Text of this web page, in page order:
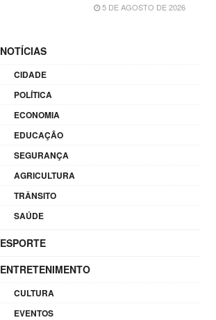
5 DE AGOSTO DE 2026
NOTÍCIAS
CIDADE
POLÍTICA
ECONOMIA
EDUCAÇÃO
SEGURANÇA
AGRICULTURA
TRÂNSITO
SAÚDE
ESPORTE
ENTRETENIMENTO
CULTURA
EVENTOS